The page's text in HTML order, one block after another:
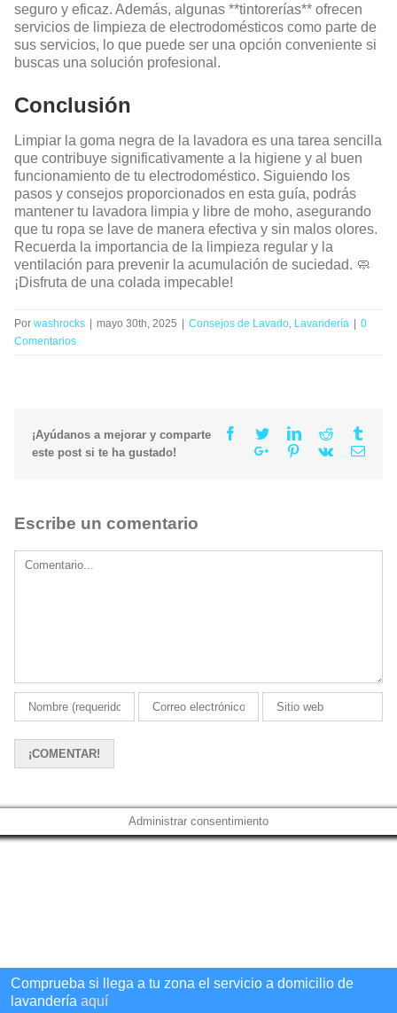
seguro y eficaz. Además, algunas **tintorerías** ofrecen
servicios de limpieza de electrodomésticos como parte de
sus servicios, lo que puede ser una opción conveniente si
buscas una solución profesional.
Conclusión
Limpiar la goma negra de la lavadora es una tarea sencilla
que contribuye significativamente a la higiene y al buen
funcionamiento de tu electrodoméstico. Siguiendo los
pasos y consejos proporcionados en esta guía, podrás
mantener tu lavadora limpia y libre de moho, asegurando
que tu ropa se lave de manera efectiva y sin malos olores.
Recuerda la importancia de la limpieza regular y la
ventilación para prevenir la acumulación de suciedad. 🧼
¡Disfruta de una colada impecable!
Por washrocks mayo 30th, 2025 Consejos de Lavado, Lavandería
0
Comentarios
¡Ayúdanos a mejorar y comparte
este post si te ha gustado!
Facebook
TwitterLinkedinReddit
Google+Pinterest
Vk Email
Escribe un comentario
Comment
Comprueba si llega a tu zona el servicio a domicilio de
lavandería aquí
Administrar consentimiento